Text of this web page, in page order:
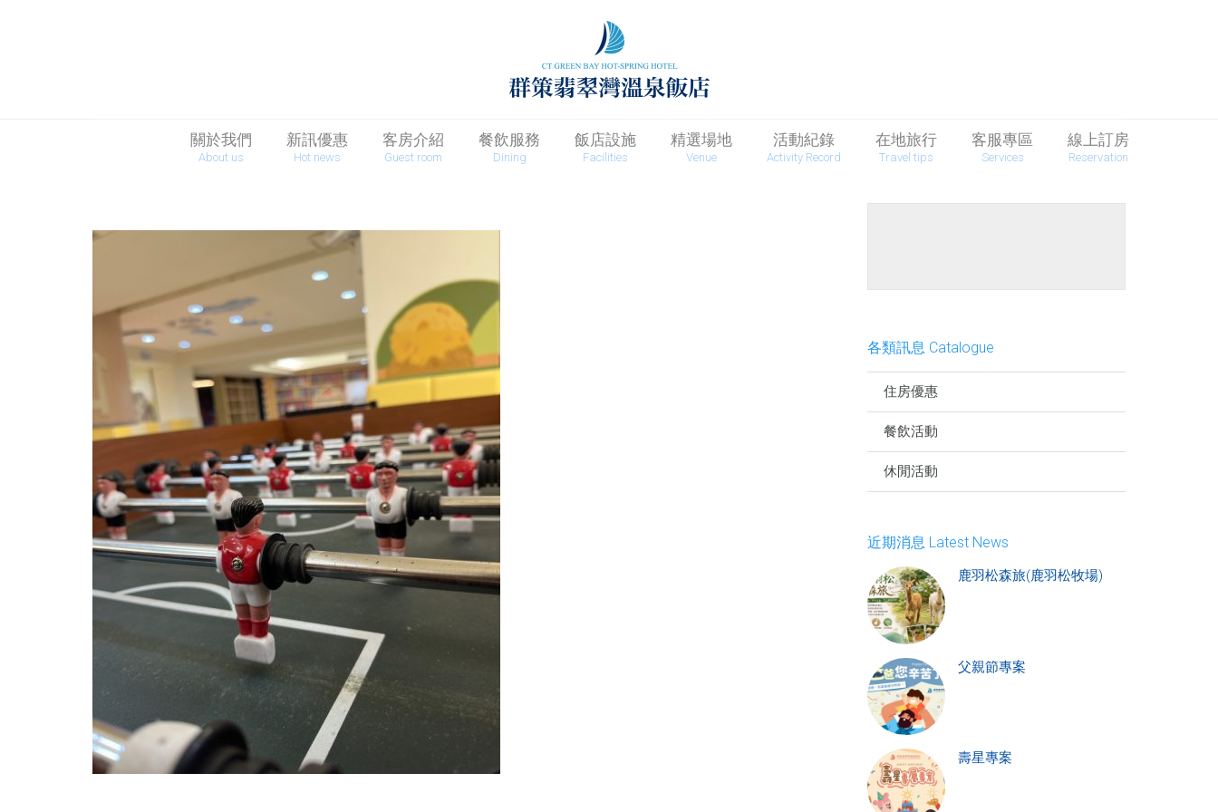
關於我們
About us
新訊優惠
Hot news
客房介紹
Guest room
餐飲服務
Dining
飯店設施
Facilities
精選場地
Venue
活動紀錄
Activity Record
在地旅行
Travel tips
客服專區
Services
線上訂房
Reservation
各類訊息 Catalogue
住房優惠
餐飲活動
休閒活動
近期消息 Latest News
鹿羽松森旅(鹿羽松牧場)
父親節專案
壽星專案